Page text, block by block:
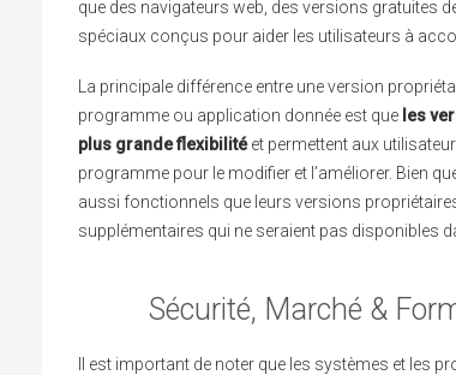
que des navigateurs web, des versions gratuites
spéciaux conçus pour aider les utilisateurs à
La principale différence entre une version
programme ou application donnée est que les
plus grande flexibilitéet permettent aux
programme pour le modifier et l’améliorer. Bien
aussi fonctionnels que leurs versions
supplémentaires qui ne seraient pas disponibles
Sécurité, Marché &
Il est important de noter que les systèmes et les